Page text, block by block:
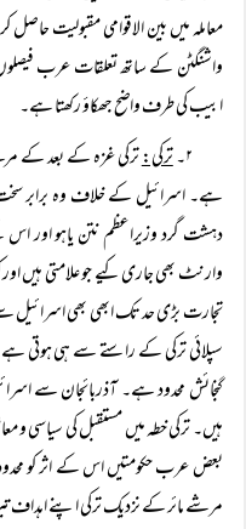
معاملہ میں بین الاقوامی مقبولیت
واشنگٹن کے ساتھ تعلقات عرب فیصلوں
ابیب کی طرف واضح جھکاؤ رکھتا ہے۔
۲۔ ترکی:ترکی غزہ کے بعد کے
ہے۔ اسرائیل کے خلاف وہ برابر
دہشت گرد وزیراعظم نتن یاہو اور
وارنٹ بھی جاری کیے جو علامتی ہیں اور
تجارت بڑی حد تک ابھی بھی اسرائیل
سپلائی ترکی کے راستے سے ہی ہوتی
گنجائش محدود ہے۔ آذربائجان سے
ہیں۔ ترکی خطہ میں مستقبل کی سیاسی و
بعض عرب حکومتیں اس کے اثر کو
مرشے مائر کے نزدیک ترکی اپنے